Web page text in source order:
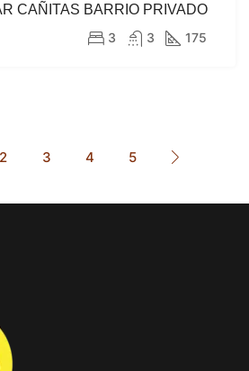
VENTA A ESTRENAR APTA CREDITO
CAÑITAS BARRIO PRIVADO
3 3 175
2 3 4 5